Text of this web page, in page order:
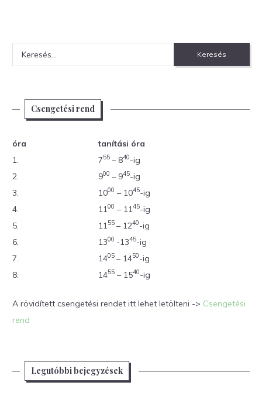
Keresés:
Csengetési rend
óra
tanítási óra
1.
755 – 840-ig
2.
900 – 945-ig
3.
1000 – 1045-ig
4.
1100 – 1145-ig
5.
1155 – 1240-ig
6.
1300 -1345-ig
7.
1405 – 1450-ig
8.
1455 – 1540-ig
A rövidített csengetési rendet itt lehet letölteni -> Csengetési
rend
Legutóbbi bejegyzések